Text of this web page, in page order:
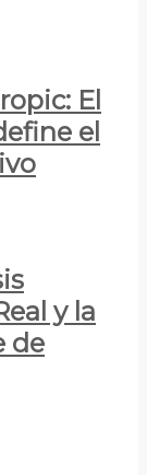
El
el
y la
de